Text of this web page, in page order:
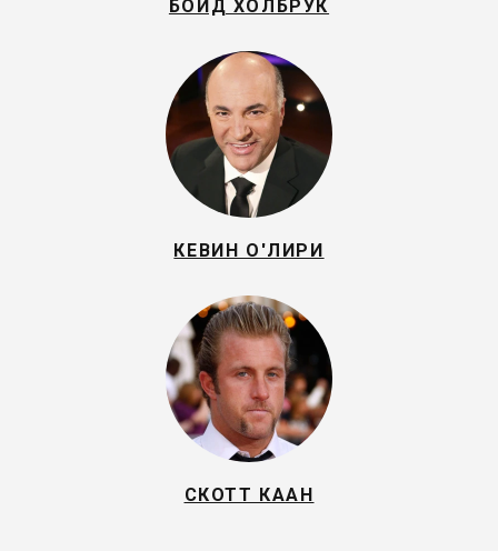
БОЙД ХОЛБРУК
КЕВИН О'ЛИРИ
СКОТТ КААН